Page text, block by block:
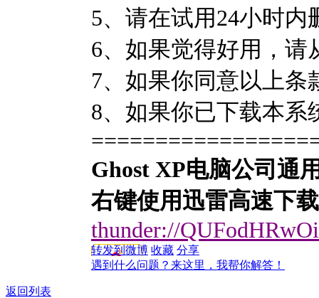
5、请在试用24小时内
6、如果觉得好用，请
7、如果你同意以上
8、如果你已下载本系
Ghost XP电脑公司通
右键使用迅雷高速下
thunder://
转发到微博 收藏 分享
遇到什么问题？来这里，我帮你解答！
返回列表